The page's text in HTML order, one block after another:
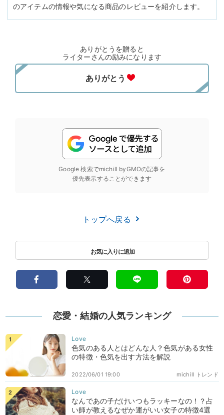
のアイテムの情報や気になる商品のレビューを紹介します。
ありがとうを贈ると
ライターさんの励みになります
Google 検索でmichill byGMOの記事を
優先表示することができます
トップへ戻る
恋愛・結婚の人気ランキング
色気のある人とはどんな人？色気がある女性
の特徴・色気を出す方法を解説
michill トレンド
2022/06/01 19:00
なんであの子だけいつもラッキーなの！？占
い師が教えるなぜか運がいい女子の特徴4選